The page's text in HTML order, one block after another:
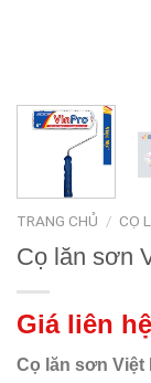
TRANG CHỦ / CỌ
Cọ lăn sơn
Giá liên hệ
Cọ lăn sơn Việt